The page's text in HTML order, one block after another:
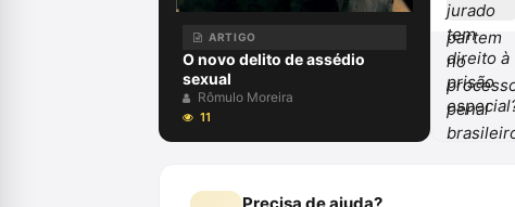
ARTIGO
O novo delito de assédio
sexual
Rômulo Moreira
11